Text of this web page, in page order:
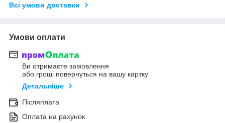
Всі умови доставки
Умови оплати
Ви отримаєте замовлення
або гроші повернуться на вашу картку
Детальніше
Післяплата
Оплата на рахунок